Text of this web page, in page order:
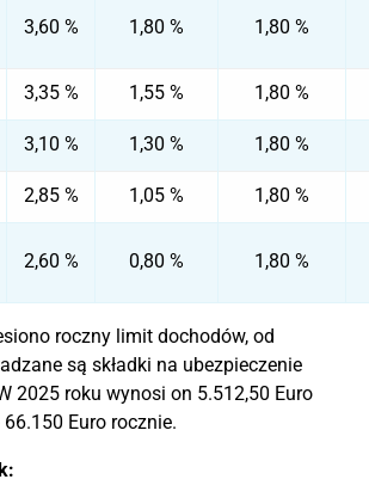
3,60 % 1,80 % 1,80 %
3,35 % 1,55 % 1,80 %
3,10 % 1,30 % 1,80 %
2,85 % 1,05 % 1,80 %
2,60 % 0,80 % 1,80 %
roczny limit dochodów, od
są składki na ubezpieczenie
2025 roku wynosi on 5.512,50 Euro
Euro rocznie.